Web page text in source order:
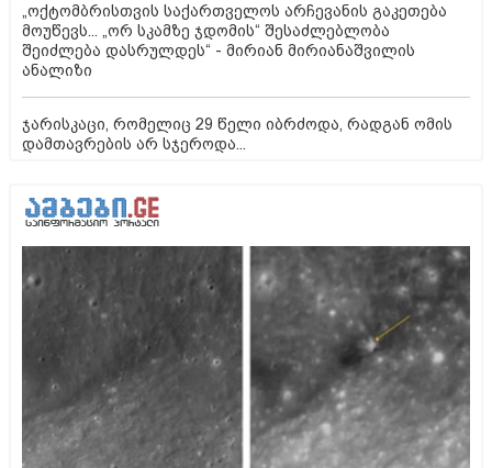
„ოქტომბრისთვის საქართველოს არჩევანის გაკეთება
მოუწევს... „ორ სკამზე ჯდომის“ შესაძლებლობა
შეიძლება დასრულდეს“ - მირიან მირიანაშვილის
ანალიზი
ჯარისკაცი, რომელიც 29 წელი იბრძოდა, რადგან ომის
დამთავრების არ სჯეროდა...